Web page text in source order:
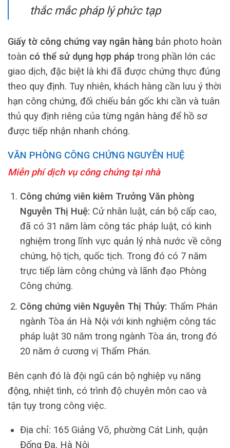
thắc mắc pháp lý phức tạp
Giấy tờ công chứng vay ngân hàng bản photo hoàn
toàn có thể sử dụng hợp pháp trong phần lớn các
giao dịch, đặc biệt là khi đã được chứng thực đúng
theo quy định. Tuy nhiên, khách hàng cần lưu ý thời
hạn công chứng, đối chiếu bản gốc khi cần và tuân
thủ quy định riêng của từng ngân hàng để hồ sơ
được tiếp nhận nhanh chóng.
VĂN PHÒNG CÔNG CHỨNG NGUYỄN HUỆ
Miễn phí dịch vụ công chứng tại nhà
Công chứng viên kiêm Trưởng Văn phòng
Nguyễn Thị Huệ: Cử nhân luật, cán bộ cấp cao,
đã có 31 năm làm công tác pháp luật, có kinh
nghiệm trong lĩnh vực quản lý nhà nước về công
chứng, hộ tịch, quốc tịch. Trong đó có 7 năm
trực tiếp làm công chứng và lãnh đạo Phòng
Công chứng.
Công chứng viên Nguyễn Thị Thủy: Thẩm Phán
ngành Tòa án Hà Nội với kinh nghiệm công tác
pháp luật 30 năm trong ngành Tòa án, trong đó
20 năm ở cương vị Thẩm Phán.
Bên cạnh đó là đội ngũ cán bộ nghiệp vụ năng
động, nhiệt tình, có trình độ chuyên môn cao và
tận tụy trong công việc.
Địa chỉ: 165 Giảng Võ, phường Cát Linh, quận
Đống Đa, Hà Nội